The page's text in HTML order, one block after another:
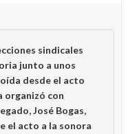
sindicales
junto a unos
desde el acto
organizó con
José Bogas,
el acto a la sonora